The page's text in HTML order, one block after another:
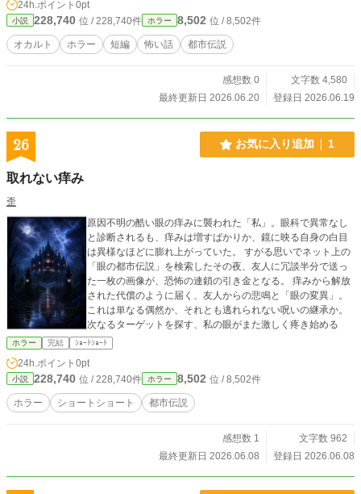
24h.ポイント 0pt
小説 228,740 位 / 228,740件 ホラー 8,502 位 / 8,502件
オカルト ホラー 短編 怖い話 都市伝説
感想数 0
文字数 4,580
最終更新日 2026.06.20
登録日 2026.06.19
26 お気に入り追加 1
取れない痒み
歪
原因不明の酷い眼の痒みに襲われた「私」。眼科で異常なし
と診断されるも、痒みは増すばかりか、鏡に映る自身の白目
は異様なほどに膨れ上がっていた。 すがる思いでネット上の
「眼の都市伝説」を検索したその夜、友人に冗談半分で送っ
た一枚の画像が、恐怖の連鎖の引き金となる。 痒みから解放
された代償のように届く、友人からの悲鳴と「眼の変異」。
これは単なる偶然か、それとも逃れられない呪いの継承か。
次なるターゲットを探す、私の眼がまた激しく疼き始める
ホラー 完結 ｼｮｰﾄｼｮｰﾄ
24h.ポイント 0pt
小説 228,740 位 / 228,740件 ホラー 8,502 位 / 8,502件
ホラー ショートショート 都市伝説
感想数 1
文字数 962
最終更新日 2026.06.08
登録日 2026.06.08